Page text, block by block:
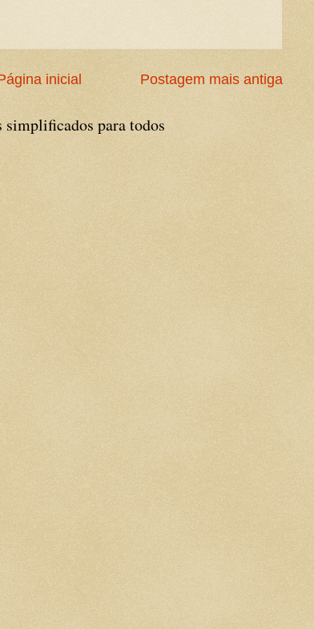
Postagem mais antiga
inicial
para todos